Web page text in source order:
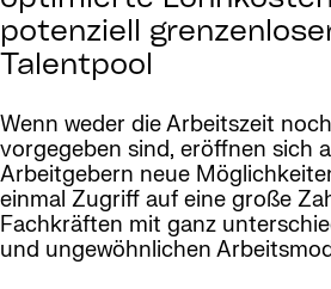
potenziell
Talentpool
Wenn weder die Arbeitszeit
vorgegeben sind, eröffnen sich
Arbeitgebern neue
einmal Zugriff auf eine große
Fachkräften mit ganz
und ungewöhnlichen